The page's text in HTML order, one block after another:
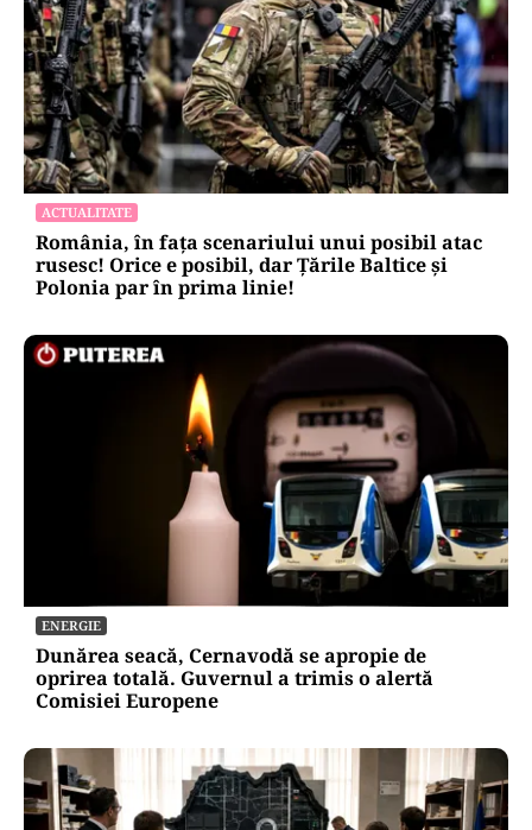
ACTUALITATE
România, în fața scenariului unui posibil atac
rusesc! Orice e posibil, dar Țările Baltice și
Polonia par în prima linie!
ENERGIE
Dunărea seacă, Cernavodă se apropie de
oprirea totală. Guvernul a trimis o alertă
Comisiei Europene